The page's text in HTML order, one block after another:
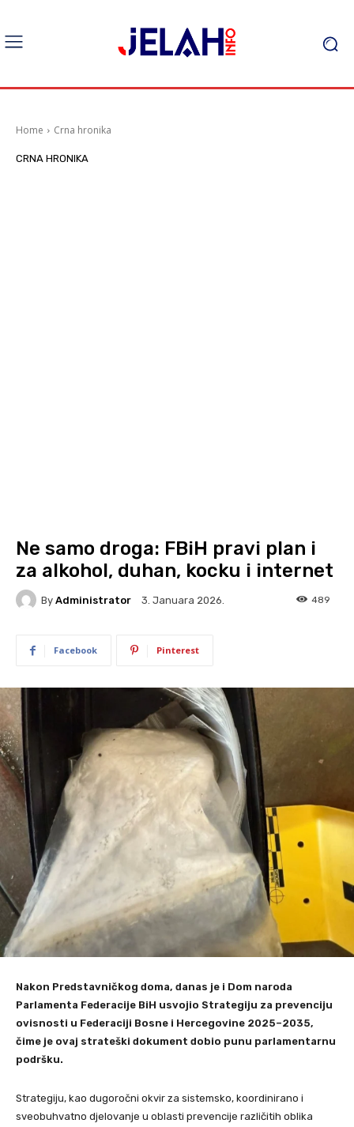
Home Crna hronika
CRNA HRONIKA
Ne samo droga: FBiH pravi plan i
za alkohol, duhan, kocku i internet
By Administrator 3. Januara 2026. 489
Facebook Pinterest
Nakon Predstavničkog doma, danas je i Dom naroda
Parlamenta Federacije BiH usvojio Strategiju za prevenciju
ovisnosti u Federaciji Bosne i Hercegovine 2025–2035,
čime je ovaj strateški dokument dobio punu parlamentarnu
podršku.
Strategiju, kao dugoročni okvir za sistemsko, koordinirano i
sveobuhvatno djelovanje u oblasti prevencije različitih oblika